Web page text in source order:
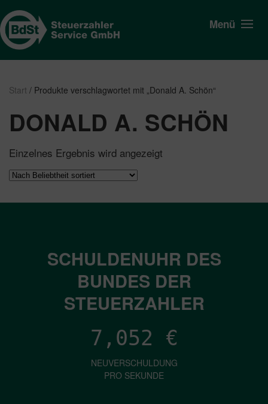
Menü
Start / Produkte verschlagwortet mit „Donald A. Schön“
DONALD A. SCHÖN
Einzelnes Ergebnis wird angezeigt
SCHULDENUHR DES
BUNDES DER
STEUERZAHLER
7,052 €
NEUVERSCHULDUNG
PRO SEKUNDE